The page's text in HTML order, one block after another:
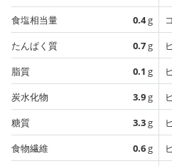
食塩相当量
0.4g
たんぱく質
0.7g
脂質
0.1 g
炭水化物
3.9g
糖質
3.3g
食物繊維
0.6g